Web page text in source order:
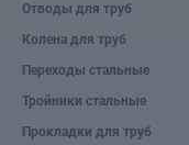
Отводы для труб
Колена для труб
Переходы стальные
Тройники стальные
Прокладки для труб